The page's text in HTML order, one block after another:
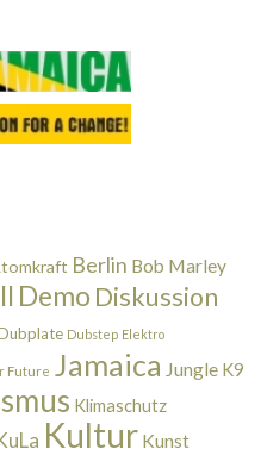
Berlin Bob Marley
Demo Diskussion
Dubstep Elektro
Future Jamaica Jungle K9
Klimaschutz
Kultur Kunst